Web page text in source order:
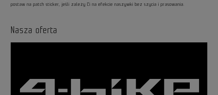
postaw na patch sticker, jeśli zależy Ci na efekcie naszywki bez szycia i prasowania.
Nasza oferta